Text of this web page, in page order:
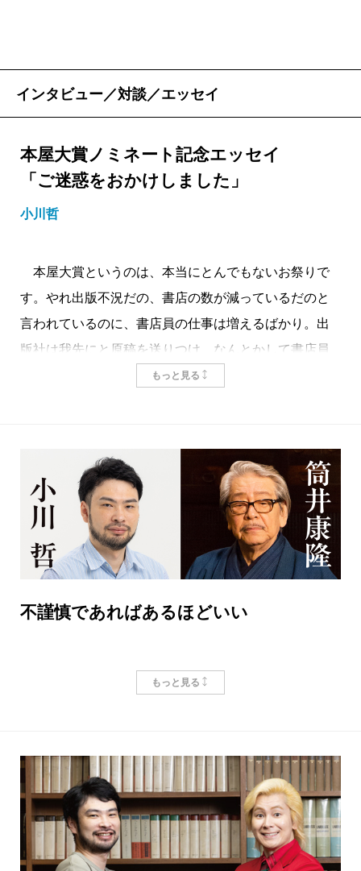
インタビュー／対談／エッセイ
本屋大賞ノミネート記念エッセイ
「ご迷惑をおかけしました」
小川哲
本屋大賞というのは、本当にとんでもないお祭りで
す。やれ出版不況だの、書店の数が減っているだのと
言われているのに、書店員の仕事は増えるばかり。出
版社は我先にと原稿を送りつけ、なんとかして書店員
からコメントを貰おうと必死です。書店員にも日々の
いでしょうか。あ、すみません。僕もその軽犯罪に加
担していました。僕の原稿を送りつけられた方には
「ご迷惑をおかけしました」と謝っておきます。今後
も僕から何か送りつけられたときは、暇で仕方ないと
きの時間潰しとしてお使いください。
書店を運営するという業務の外ですでに大量のゲラ
やらプルーフやらを読まされている書店員に、さらに
てはなりません。しかも、十冊すべてが皆さんの好み
て、同じ状況になれば苦労するはずです。直木賞の選
考委員だって、読まなければいけない候補作は五冊か
六冊なんです。本屋大賞が、どれだけの血と涙の上に
成立しているのか──考えるだけでも頭が下がる思いで
す。しかも、その十冊に、（去年に引き続き）拙著が
もっと見る
不謹慎であればあるほどいい
がスペシャル・ゲストとして登場。作家の覚悟をめぐ
る対話を誌面採録！
小川
筒井さんが「これがおそらくわが最後の作品集
になるだろう」と宣言した『カーテンコール』が刊行
もっと見る